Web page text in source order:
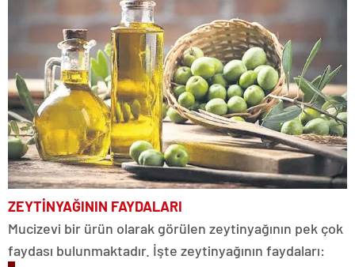
ZEYTİNYAĞININ FAYDALARI
Mucizevi bir ürün olarak görülen zeytinyağının pek çok
faydası bulunmaktadır. İşte zeytinyağının faydaları: